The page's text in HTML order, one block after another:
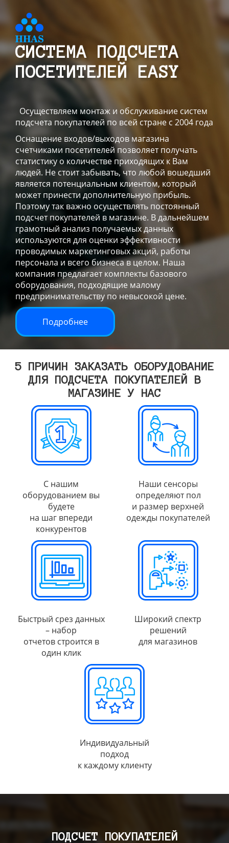
СИСТЕМА ПОДСЧЕТА
ПОСЕТИТЕЛЕЙ EASY
Осуществляем монтаж и обслуживание систем
подсчета покупателей по всей стране с 2004 года
Оснащение входов/выходов магазина
счетчиками посетителей позволяет получать
статистику о количестве приходящих к Вам
людей. Не стоит забывать, что любой вошедший
является потенциальным клиентом, который
может принести дополнительную прибыль.
Поэтому так важно осуществлять постоянный
подсчет покупателей в магазине. В дальнейшем
грамотный анализ получаемых данных
используются для оценки эффективности
проводимых маркетинговых акций, работы
персонала и всего бизнеса в целом. Наша
компания предлагает комплекты базового
оборудования, подходящие малому
предпринимательству по невысокой цене.
Подробнее
5 ПРИЧИН ЗАКАЗАТЬ ОБОРУДОВАНИЕ
ДЛЯ ПОДСЧЕТА ПОКУПАТЕЛЕЙ В
МАГАЗИНЕ У НАС
С нашим
оборудованием вы
будете
на шаг впереди
конкурентов
Наши сенсоры
определяют пол
и размер верхней
одежды покупателей
Быстрый срез данных
– набор
отчетов строится в
один клик
Широкий спектр
решений
для магазинов
Индивидуальный
подход
к каждому клиенту
ПОДСЧЕТ ПОКУПАТЕЛЕЙ